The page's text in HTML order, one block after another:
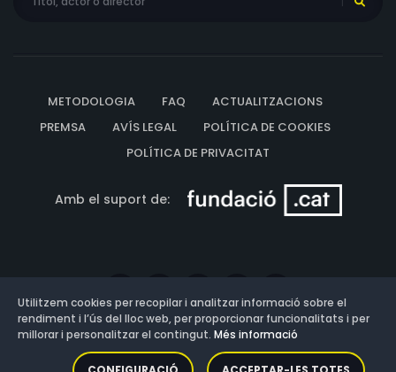
METODOLOGIA FAQ
ACTUALITZACIONS
PREMSA
AVÍS LEGAL
POLÍTICA DE COOKIES
POLÍTICA DE PRIVACITAT
Amb el suport de:
Versió: 3.13.0.202607011342
Utilitzem cookies per recopilar i analitzar informació sobre el
rendiment i l’ús del lloc web, per proporcionar funcionalitats i per
millorar i personalitzar el contingut. Més informació